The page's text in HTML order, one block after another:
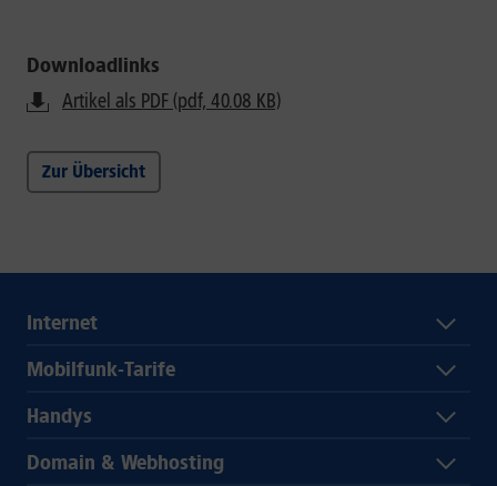
Downloadlinks
Artikel als PDF (pdf, 40.08 KB)
Zur Übersicht
Internet
Mobilfunk-Tarife
Handys
Domain & Webhosting